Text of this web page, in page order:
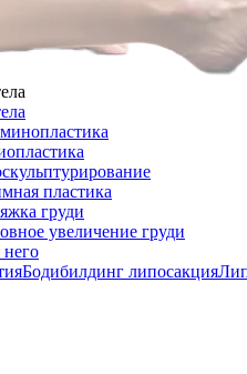
пластика
груди
увеличение груди
него
Бодибилдинг липосакция